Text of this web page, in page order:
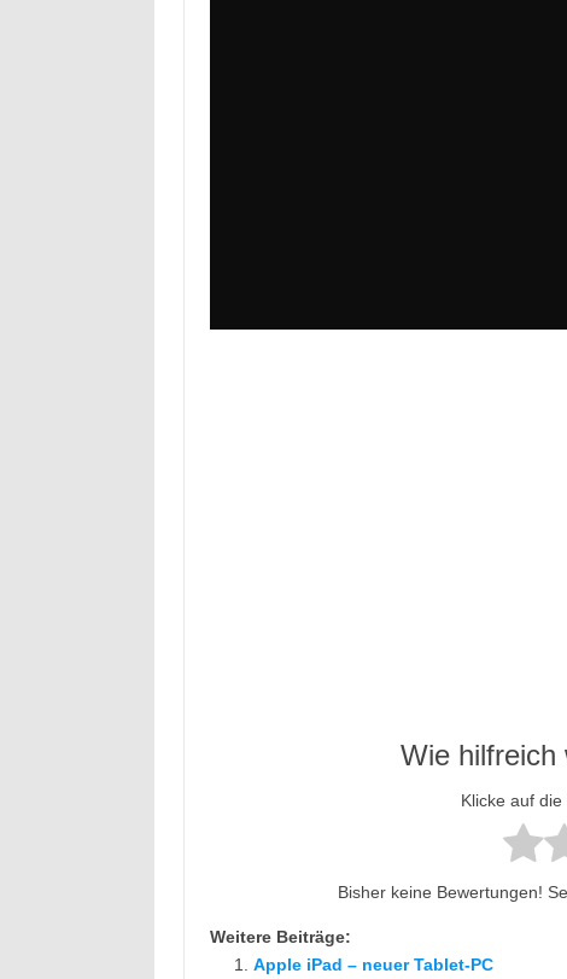
Wie hilfreich
Klicke auf
Bisher keine Bewertungen!
Weitere Beiträge:
Apple iPad – neuer Tablet-PC